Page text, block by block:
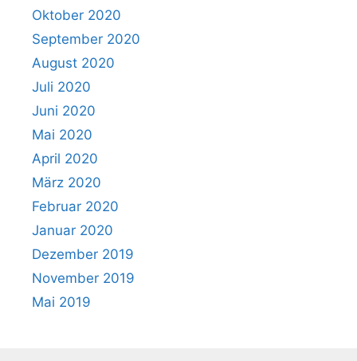
Oktober 2020
September 2020
August 2020
Juli 2020
Juni 2020
Mai 2020
April 2020
März 2020
Februar 2020
Januar 2020
Dezember 2019
November 2019
Mai 2019